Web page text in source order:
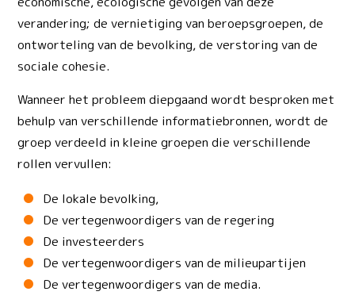
verandering; de vernietiging van beroepsgroepen, de
ontworteling van de bevolking, de verstoring van de
sociale cohesie.
Wanneer het probleem diepgaand wordt besproken met
behulp van verschillende informatiebronnen, wordt de
groep verdeeld in kleine groepen die verschillende
rollen vervullen:
De lokale bevolking,
De vertegenwoordigers van de regering
De investeerders
De vertegenwoordigers van de milieupartijen
De vertegenwoordigers van de media.